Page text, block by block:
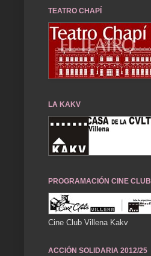
TEATRO CHAPÍ
LA KAKV
PROGRAMACIÓN CINE CLUB
Cine Club Villena Kakv
ACCIÓN SOLIDARIA 2012/25